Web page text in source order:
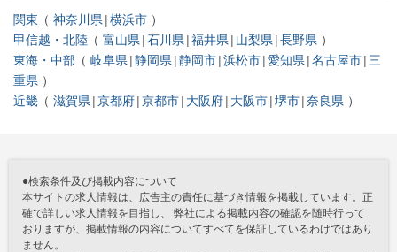
関東 神奈川県 横浜市
甲信越・北陸
富山県 石川県 福井県 山梨県 長野県
東海・中部
岐阜県 静岡県 静岡市 浜松市 愛知県 名古屋市 三
重県
近畿
滋賀県 京都府 京都市 大阪府 大阪市 堺市 奈良県
●検索条件及び掲載内容について
本サイトの求人情報は、広告主の責任に基づき情報を掲載しています。正
確で詳しい求人情報を目指し、 弊社による掲載内容の確認を随時行って
おりますが、掲載情報の内容についてすべてを保証しているわけではあり
ません。